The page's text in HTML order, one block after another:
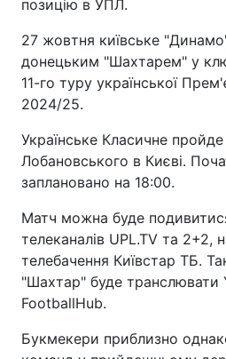
позицію в УПЛ.
27 жовтня київське
донецьким "Шахтарем" у
11-го туру української
2024/25.
Українське Класичне пройде
Лобановського в Києві.
заплановано на 18:00.
Матч можна буде
телеканалів UPL.TV та 2+2,
телебачення Київстар ТБ.
"Шахтар" буде транслювати
FootballHub.
Букмекери приблизно